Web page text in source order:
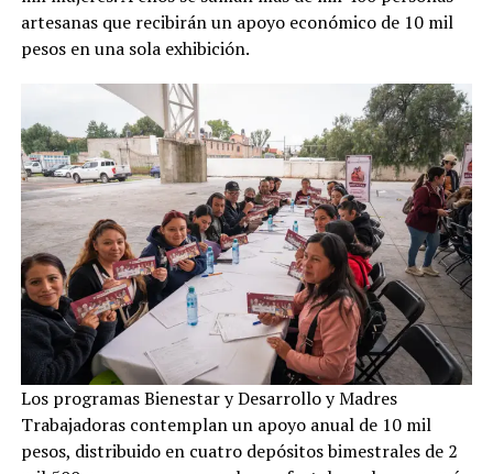
artesanas que recibirán un apoyo económico de 10 mil
pesos en una sola exhibición.
Los programas Bienestar y Desarrollo y Madres
Trabajadoras contemplan un apoyo anual de 10 mil
pesos, distribuido en cuatro depósitos bimestrales de 2